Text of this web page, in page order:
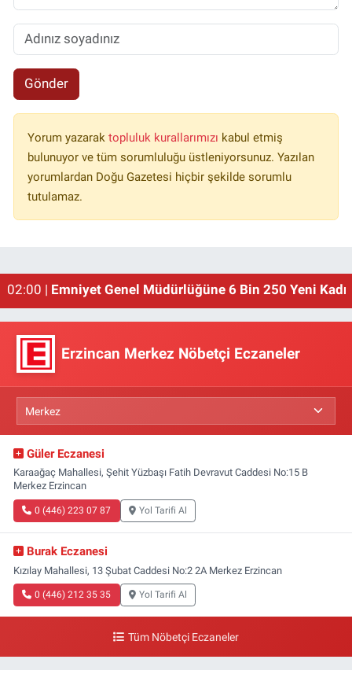
Gönder
Yorum yazarak topluluk kurallarımızı kabul etmiş
bulunuyor ve tüm sorumluluğu üstleniyorsunuz. Yazılan
yorumlardan Doğu Gazetesi hiçbir şekilde sorumlu
tutulamaz.
02:00 | Emniyet Genel Müdürlüğüne 6 Bin 250 Yeni
Erzincan Merkez Nöbetçi Eczaneler
Güler Eczanesi
Karaağaç Mahallesi, Şehit Yüzbaşı Fatih Devravut Caddesi No:15 B
Merkez Erzincan
0 (446) 223 07 87 Yol Tarifi Al
Burak Eczanesi
Kızılay Mahallesi, 13 Şubat Caddesi No:2 2A Merkez Erzincan
0 (446) 212 35 35 Yol Tarifi Al
Tüm Nöbetçi Eczaneler